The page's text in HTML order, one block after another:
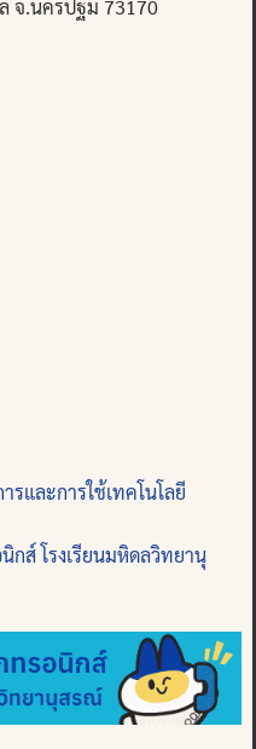
จ.นครปฐม 73170
รและการใช้เทคโนโลยี
กส์ โรงเรียนมหิดลวิทยานุ